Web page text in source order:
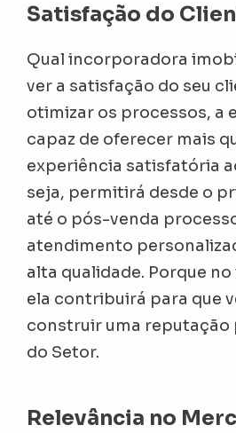
Satisfação do
Qual incorporadora
ver a satisfação do seu
otimizar os processos, a
capaz de oferecer mais
experiência satisfatória
seja, permitirá desde o
até o pós-venda
atendimento
alta qualidade. Porque
ela contribuirá para que
construir uma
do Setor.
Relevância no